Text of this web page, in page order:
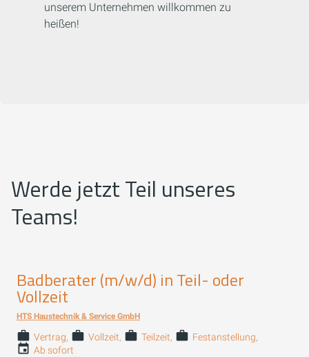
unserem Unternehmen willkommen zu
heißen!
Werde jetzt Teil unseres
Teams!
Badberater (m/w/d) in Teil- oder
Vollzeit
HTS Haustechnik & Service GmbH
Vertrag Vollzeit Teilzeit
Festanstellung
Ab sofort